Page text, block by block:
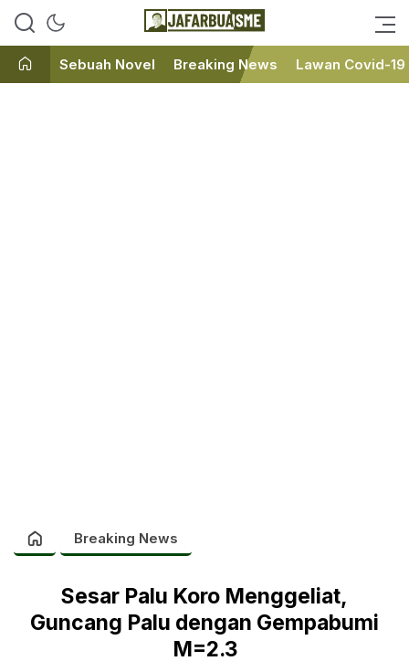
JafarBua
Ini bukan Media Online, Ini
Sebuah Novel Breaking News Lawan Covid-19
Breaking News
Sesar Palu Koro Menggeliat,
Guncang Palu dengan Gempabumi
M=2.3